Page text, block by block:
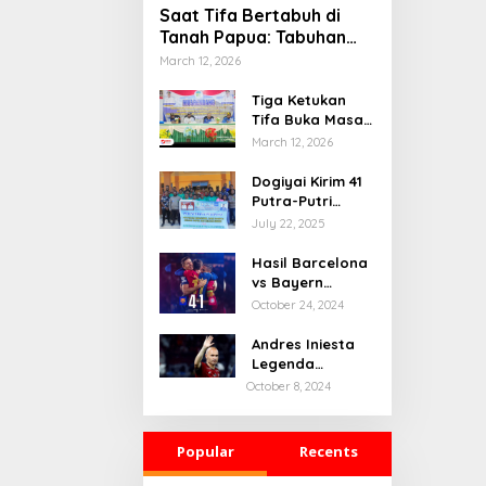
Saat Tifa Bertabuh di
Tanah Papua: Tabuhan
Tradisi yang Menyatukan
Sosial
March 12, 2026
Tiga Ketukan
Tifa Buka Masa
Depan Dogiyai,
Tebai Resmi
Mulai
Musrenbang
March 12, 2026
Dogiyai Kirim 41
Putra-Putri
Terbaik ke India
Komitmen Nyata
Bupati Dogiyai
Mencetak
Depan
July 22, 2025
Hasil Barcelona
vs Bayern
Munchen: 4-1
October 24, 2024
Andres Iniesta
Legenda
Barcelona
October 8, 2024
Popular Recents